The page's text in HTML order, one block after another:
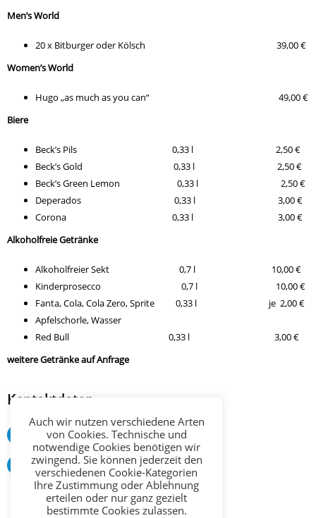
Men’s World
20 x Bitburger oder Kölsch 39,00 €
Women’s World
Hugo „as much as you can“ 49,00 €
Biere
Beck’s Pils 0,33 l 2,50 €
Beck’s Gold 0,33 l 2,50 €
Beck’s Green Lemon 0,33 l 2,50 €
Deperados 0,33 l 3,00 €
Corona 0,33 l 3,00 €
Alkoholfreie Getränke
Alkoholfreier Sekt 0,7 l 10,00 €
Kinderprosecco 0,7 l 10,00 €
Fanta, Cola, Cola Zero, Sprite 0,33 l je 2,00 €
Apfelschorle, Wasser
Red Bull 0,33 l 3,00 €
weitere Getränke auf Anfrage
Kontaktdaten
Telefon: :0178 4134401
Email:info@partybus-nrw.com
Auch wir nutzen verschiedene Arten
von Cookies. Technische und
notwendige Cookies benötigen wir
zwingend. Sie können jederzeit den
verschiedenen Cookie-Kategorien
Ihre Zustimmung oder Ablehnung
erteilen oder nur ganz gezielt
bestimmte Cookies zulassen.